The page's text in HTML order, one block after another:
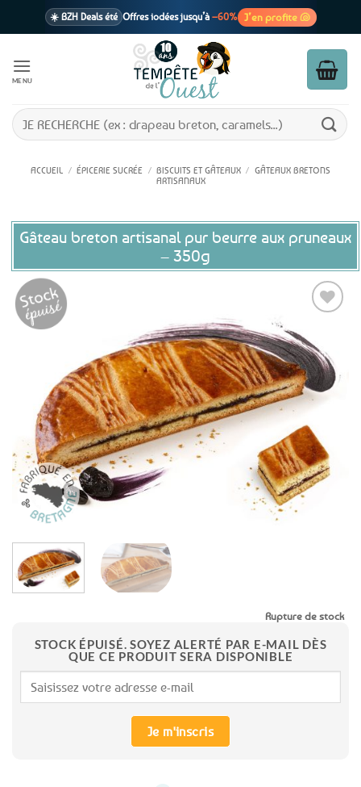
☀️ BZH Deals été Offres iodées jusqu’à –60% J’en profite 🐚
1 cadeau offertdès 39€ d’achats
En point relais dès 3,95€ seulement
MENU
Recherche
pour :
ACCUEIL / ÉPICERIE SUCRÉE / BISCUITS ET GÂTEAUX / GÂTEAUX BRETONS
ARTISANAUX
Gâteau breton artisanal pur beurre aux pruneaux
– 350g
Ajouter
aux
favoris
Rupture de stock
STOCK ÉPUISÉ. SOYEZ ALERTÉ PAR E-MAIL DÈS
QUE CE PRODUIT SERA DISPONIBLE
Je m'inscris